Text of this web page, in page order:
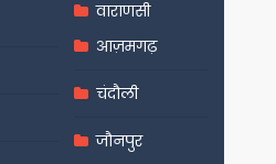
वाराणसी
आज़मगढ़
चंदौली
जौनपुर